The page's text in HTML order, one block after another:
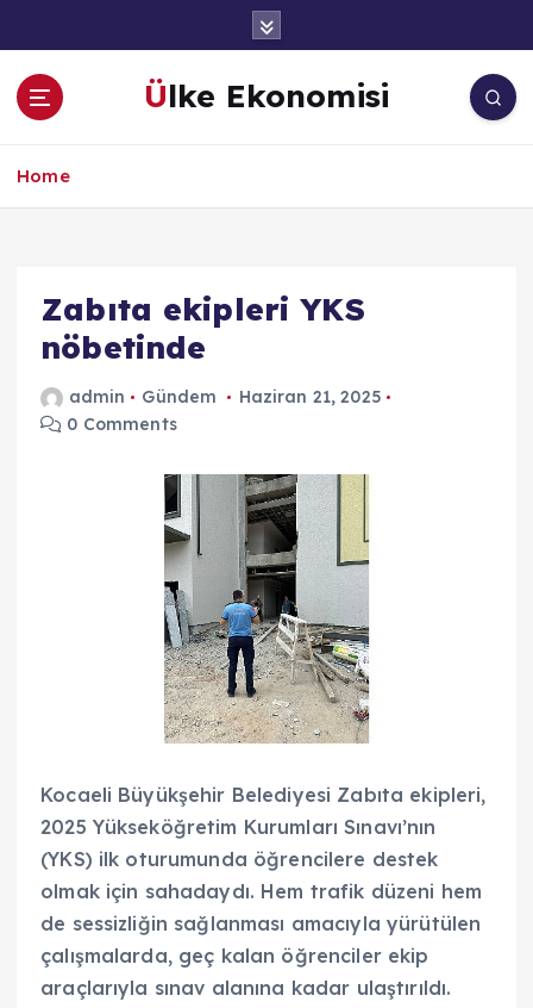
a
Ülke Ekonomisi
Home
Zabıta ekipleri YKS
nöbetinde
admin Gündem
Haziran 21, 2025
0 Comments
Kocaeli Büyükşehir Belediyesi Zabıta ekipleri,
2025 Yükseköğretim Kurumları Sınavı’nın
(YKS) ilk oturumunda öğrencilere destek
olmak için sahadaydı. Hem trafik düzeni hem
de sessizliğin sağlanması amacıyla yürütülen
çalışmalarda, geç kalan öğrenciler ekip
araçlarıyla sınav alanına kadar ulaştırıldı.